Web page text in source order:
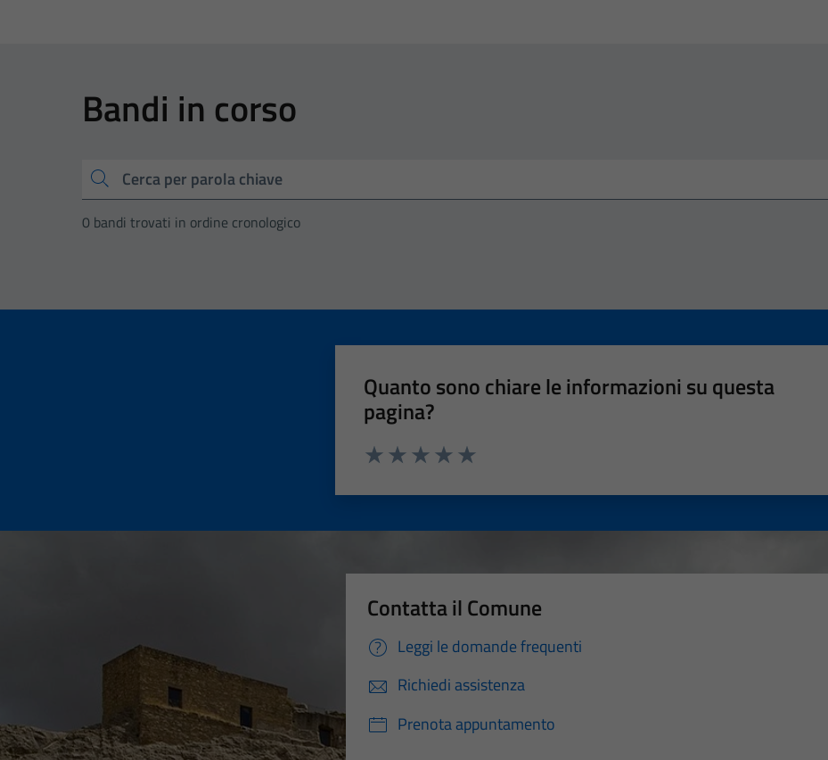
Bandi in corso
Cerca
0 bandi trovati in ordine cronologico
Quanto sono chiare le informazioni su questa
pagina?
Contatta il Comune
Leggi le domande frequenti
Richiedi assistenza
Prenota appuntamento